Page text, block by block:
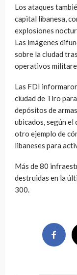
Los ataques
capital libanesa,
explosiones
Las imágenes
sobre la ciudad
operativos
Las FDI
ciudad de Tiro
depósitos de
ubicados, según el
otro ejemplo de
libaneses para
Más de 80
destruidas en la
300.